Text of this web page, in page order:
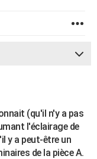
(qu'il n'y a pas
l'éclairage de
y a peut-être un
de la pièce A.